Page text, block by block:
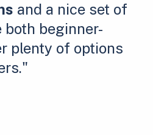
and a nice set of
beginner-
plenty of options